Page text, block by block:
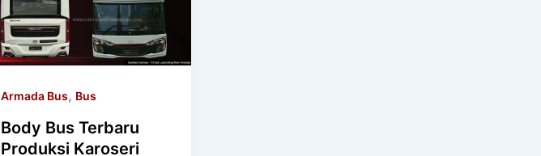
Armada Bus, Bus
Body Bus Terbaru
Produksi Karoseri